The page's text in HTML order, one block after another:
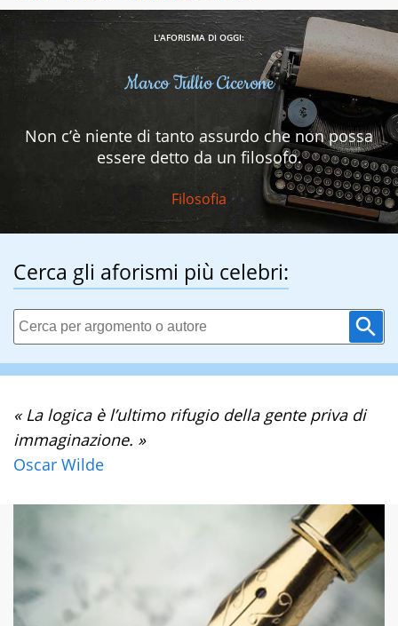
L'AFORISMA DI OGGI:
Marco Tullio Cicerone
Non c’è niente di tanto assurdo che non possa
essere detto da un filosofo.
Filosofia
Cerca gli aforismi più celebri:
« La logica è l’ultimo rifugio della gente priva di
immaginazione. »
Oscar Wilde